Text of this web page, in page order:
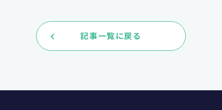
keyboard_arrow_left 記事一覧に戻る